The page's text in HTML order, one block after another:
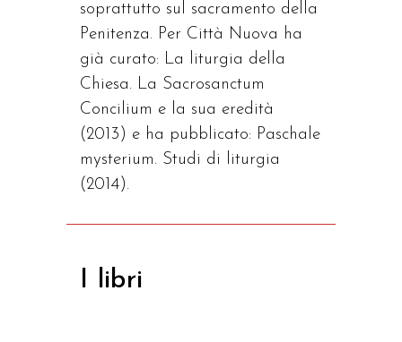
soprattutto sul sacramento della
Penitenza. Per Città Nuova ha
già curato: La liturgia della
Chiesa. La Sacrosanctum
Concilium e la sua eredità
(2013) e ha pubblicato: Paschale
mysterium. Studi di liturgia
(2014).
I libri